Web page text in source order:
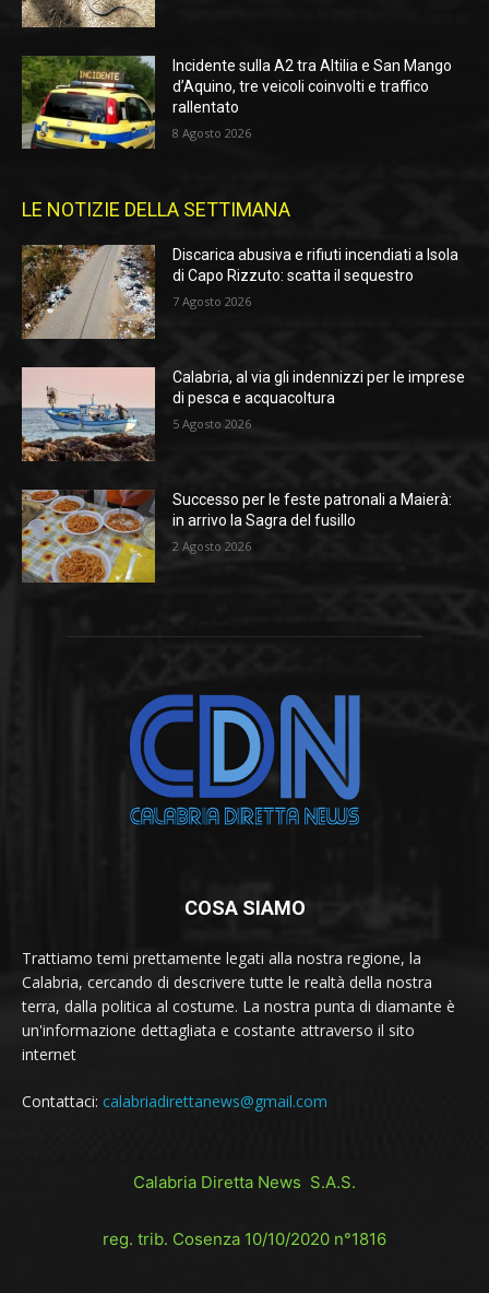
Incidente sulla A2 tra Altilia e San Mango
d’Aquino, tre veicoli coinvolti e traffico
rallentato
8 Agosto 2026
LE NOTIZIE DELLA SETTIMANA
Discarica abusiva e rifiuti incendiati a Isola
di Capo Rizzuto: scatta il sequestro
7 Agosto 2026
Calabria, al via gli indennizzi per le imprese
di pesca e acquacoltura
5 Agosto 2026
Successo per le feste patronali a Maierà:
in arrivo la Sagra del fusillo
2 Agosto 2026
COSA SIAMO
Trattiamo temi prettamente legati alla nostra regione, la
Calabria, cercando di descrivere tutte le realtà della nostra
terra, dalla politica al costume. La nostra punta di diamante è
un'informazione dettagliata e costante attraverso il sito
internet
Contattaci: calabriadirettanews@gmail.com
Calabria Diretta News S.A.S.
reg. trib. Cosenza 10/10/2020 n°1816